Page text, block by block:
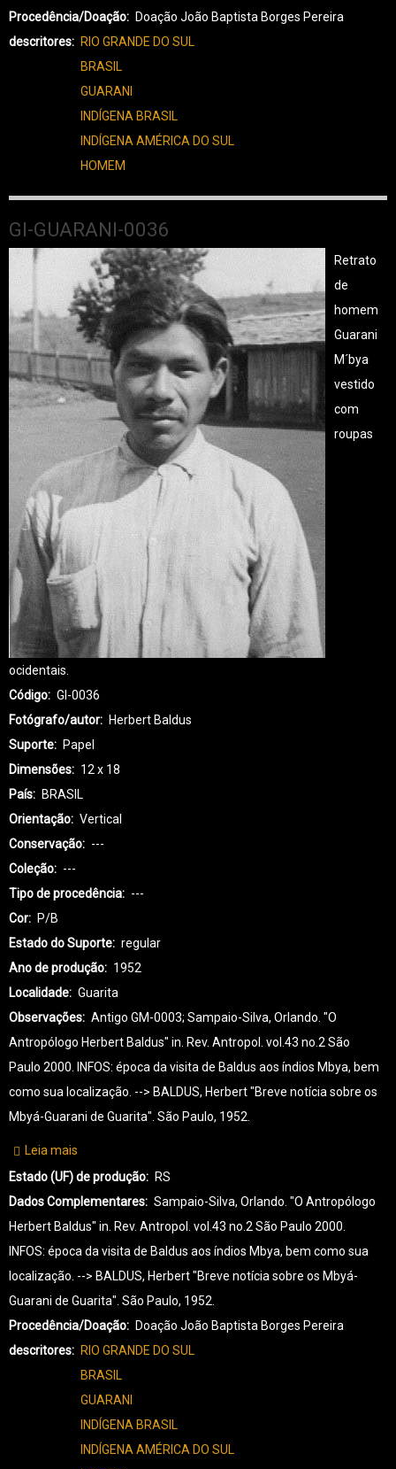
Procedência/Doação
Doação João Baptista Borges Pereira
descritores
RIO GRANDE DO SUL
BRASIL
GUARANI
INDÍGENA BRASIL
INDÍGENA AMÉRICA DO SUL
HOMEM
GI-GUARANI-0036
Retrato
de
homem
Guarani
M´bya
vestido
com
roupas
ocidentais.
Código
GI-0036
Fotógrafo/autor
Herbert Baldus
Suporte
Papel
Dimensões
12 x 18
País
BRASIL
Orientação
Vertical
Conservação
---
Coleção
---
Tipo de procedência
---
Cor
P/B
Estado do Suporte
regular
Ano de produção
1952
Localidade
Guarita
Observações
Antigo GM-0003; Sampaio-Silva, Orlando. "O
Antropólogo Herbert Baldus" in. Rev. Antropol. vol.43 no.2 São
Paulo 2000. INFOS: época da visita de Baldus aos índios Mbya, bem
como sua localização. --> BALDUS, Herbert "Breve notícia sobre os
Mbyá-Guarani de Guarita". São Paulo, 1952.
Leia mais
GI-
GUARANI-
0036
Estado (UF) de produção
RS
Dados Complementares
Sampaio-Silva, Orlando. "O Antropólogo
Herbert Baldus" in. Rev. Antropol. vol.43 no.2 São Paulo 2000.
INFOS: época da visita de Baldus aos índios Mbya, bem como sua
localização. --> BALDUS, Herbert "Breve notícia sobre os Mbyá-
Guarani de Guarita". São Paulo, 1952.
Procedência/Doação
Doação João Baptista Borges Pereira
descritores
RIO GRANDE DO SUL
BRASIL
GUARANI
INDÍGENA BRASIL
INDÍGENA AMÉRICA DO SUL